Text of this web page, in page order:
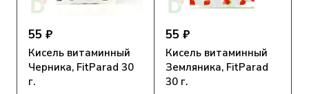
55 ₽
Кисель витаминный
Черника, FitParad 30
г.
55 ₽
Кисель витаминный
Земляника, FitParad
30 г.